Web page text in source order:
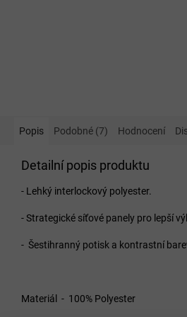
Popis Podobné (7) Hodnocení
Detailní popis produktu
- Lehký interlockový polyester.
- Strategické síťové panely pro lepší
- Šestihranný potisk a kontrastní
Materiál - 100% Polyester